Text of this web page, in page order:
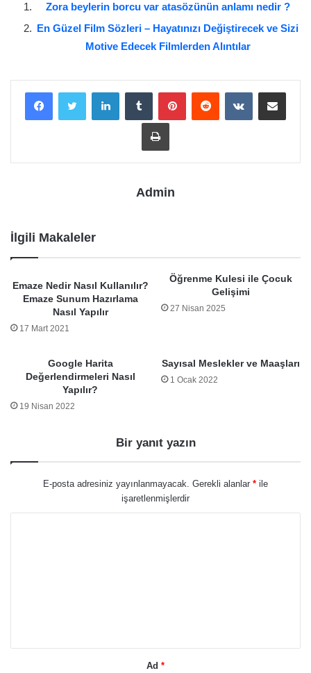
Zora beylerin borcu var atasözünün anlamı nedir ?
En Güzel Film Sözleri – Hayatınızı Değiştirecek ve Sizi
Motive Edecek Filmlerden Alıntılar
LinkedInTumblr PinterestReddit VKontakteE-Posta ile paylaş
Yazdır
Admin
İlgili Makaleler
Emaze Nedir Nasıl Kullanılır?
Emaze Sunum Hazırlama
Nasıl Yapılır
17 Mart 2021
Öğrenme Kulesi ile Çocuk
Gelişimi
27 Nisan 2025
Google Harita
Değerlendirmeleri Nasıl
Yapılır?
19 Nisan 2022
Sayısal Meslekler ve Maaşları
1 Ocak 2022
Bir yanıt yazın
E-posta adresiniz yayınlanmayacak. Gerekli alanlar * ile
işaretlenmişlerdir
Ad *